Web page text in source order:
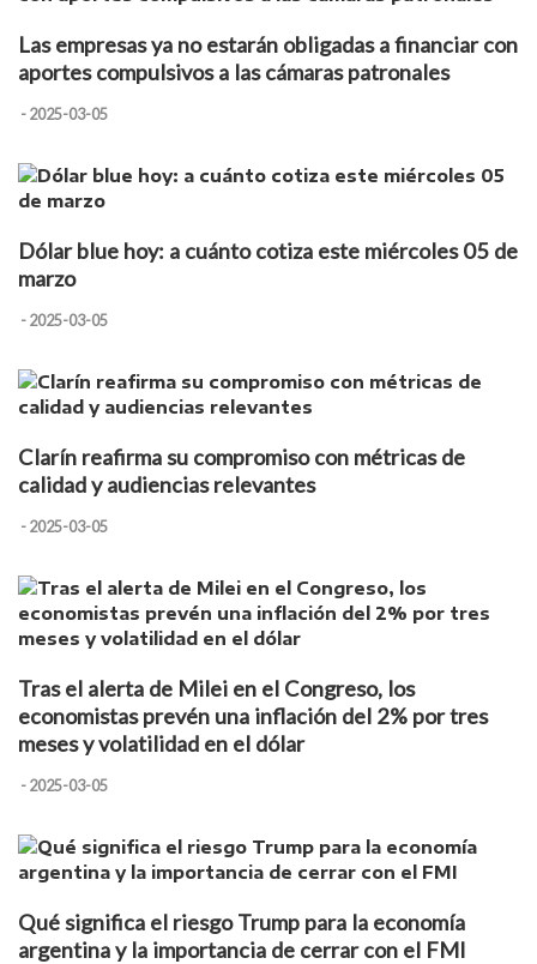
Las empresas ya no estarán obligadas a financiar con
aportes compulsivos a las cámaras patronales
- 2025-03-05
Dólar blue hoy: a cuánto cotiza este miércoles 05 de
marzo
- 2025-03-05
Clarín reafirma su compromiso con métricas de
calidad y audiencias relevantes
- 2025-03-05
Tras el alerta de Milei en el Congreso, los
economistas prevén una inflación del 2% por tres
meses y volatilidad en el dólar
- 2025-03-05
Qué significa el riesgo Trump para la economía
argentina y la importancia de cerrar con el FMI